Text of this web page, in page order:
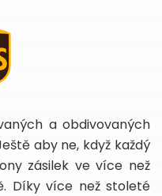
a obdivovaných
aby ne, když každý
zásilek ve více než
Díky více než stoleté